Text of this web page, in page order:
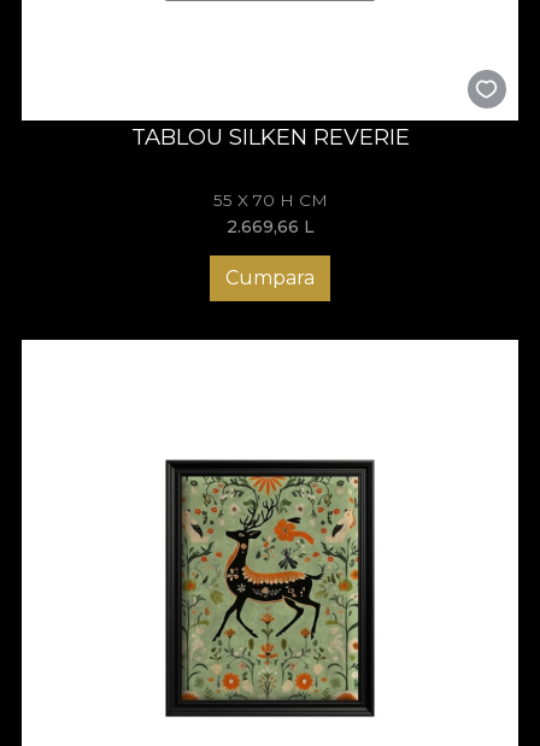
TABLOU SILKEN REVERIE
55 X 70 H CM
2.669,66 L
Cumpara